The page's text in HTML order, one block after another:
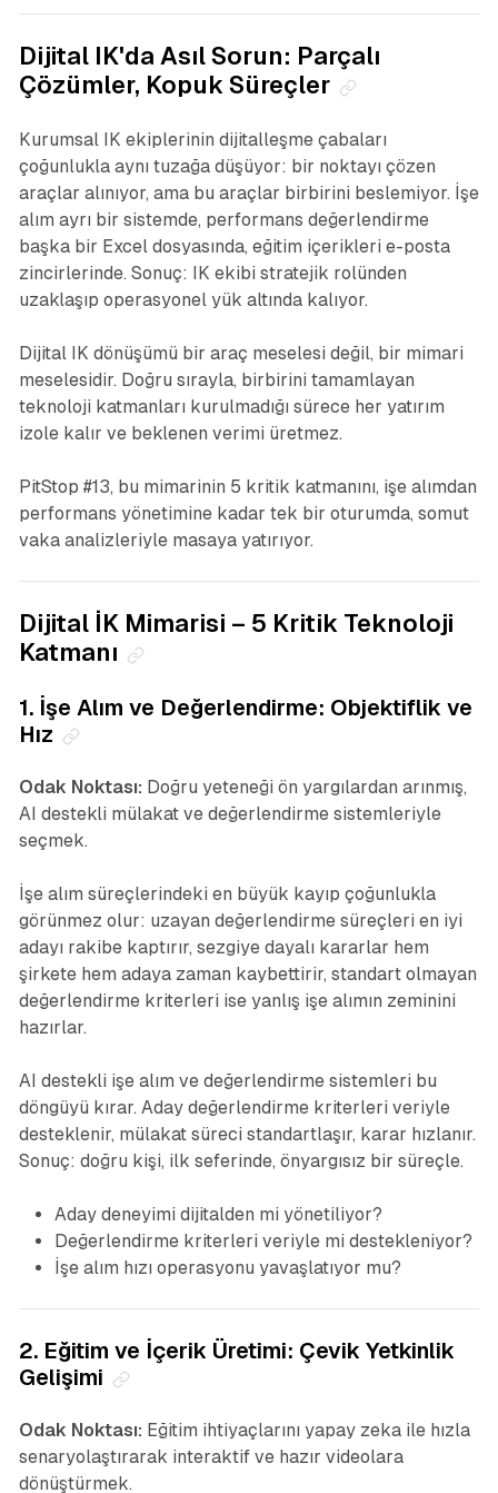
Dijital IK'da Asıl Sorun: Parçalı
Çözümler, Kopuk Süreçler
Kurumsal IK ekiplerinin dijitalleşme çabaları
çoğunlukla aynı tuzağa düşüyor: bir noktayı çözen
araçlar alınıyor, ama bu araçlar birbirini beslemiyor. İşe
alım ayrı bir sistemde, performans değerlendirme
başka bir Excel dosyasında, eğitim içerikleri e-posta
zincirlerinde. Sonuç: IK ekibi stratejik rolünden
uzaklaşıp operasyonel yük altında kalıyor.
Dijital IK dönüşümü bir araç meselesi değil, bir mimari
meselesidir. Doğru sırayla, birbirini tamamlayan
teknoloji katmanları kurulmadığı sürece her yatırım
izole kalır ve beklenen verimi üretmez.
PitStop #13, bu mimarinin 5 kritik katmanını, işe alımdan
performans yönetimine kadar tek bir oturumda, somut
vaka analizleriyle masaya yatırıyor.
Dijital İK Mimarisi – 5 Kritik Teknoloji
Katmanı
1. İşe Alım ve Değerlendirme: Objektiflik ve
Hız
Odak Noktası: Doğru yeteneği ön yargılardan arınmış,
AI destekli mülakat ve değerlendirme sistemleriyle
seçmek.
İşe alım süreçlerindeki en büyük kayıp çoğunlukla
görünmez olur: uzayan değerlendirme süreçleri en iyi
adayı rakibe kaptırır, sezgiye dayalı kararlar hem
şirkete hem adaya zaman kaybettirir, standart olmayan
değerlendirme kriterleri ise yanlış işe alımın zeminini
hazırlar.
AI destekli işe alım ve değerlendirme sistemleri bu
döngüyü kırar. Aday değerlendirme kriterleri veriyle
desteklenir, mülakat süreci standartlaşır, karar hızlanır.
Sonuç: doğru kişi, ilk seferinde, önyargısız bir süreçle.
Aday deneyimi dijitalden mi yönetiliyor?
Değerlendirme kriterleri veriyle mi destekleniyor?
İşe alım hızı operasyonu yavaşlatıyor mu?
2. Eğitim ve İçerik Üretimi: Çevik Yetkinlik
Gelişimi
Odak Noktası: Eğitim ihtiyaçlarını yapay zeka ile hızla
senaryolaştırarak interaktif ve hazır videolara
dönüştürmek.